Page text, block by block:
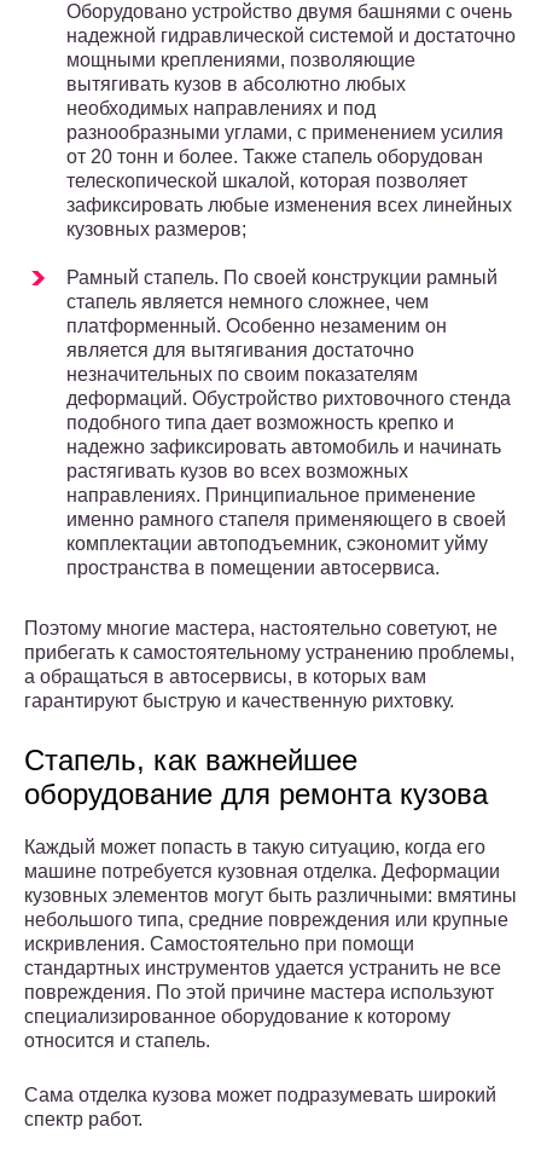
Оборудовано устройство двумя башнями с очень
надежной гидравлической системой и достаточно
мощными креплениями, позволяющие
вытягивать кузов в абсолютно любых
необходимых направлениях и под
разнообразными углами, с применением усилия
от 20 тонн и более. Также стапель оборудован
телескопической шкалой, которая позволяет
зафиксировать любые изменения всех линейных
кузовных размеров;
Рамный стапель. По своей конструкции рамный
стапель является немного сложнее, чем
платформенный. Особенно незаменим он
является для вытягивания достаточно
незначительных по своим показателям
деформаций. Обустройство рихтовочного стенда
подобного типа дает возможность крепко и
надежно зафиксировать автомобиль и начинать
растягивать кузов во всех возможных
направлениях. Принципиальное применение
именно рамного стапеля применяющего в своей
комплектации автоподъемник, сэкономит уйму
пространства в помещении автосервиса.
Поэтому многие мастера, настоятельно советуют, не
прибегать к самостоятельному устранению проблемы,
а обращаться в автосервисы, в которых вам
гарантируют быструю и качественную рихтовку.
Стапель, как важнейшее
оборудование для ремонта кузова
Каждый может попасть в такую ситуацию, когда его
машине потребуется кузовная отделка. Деформации
кузовных элементов могут быть различными: вмятины
небольшого типа, средние повреждения или крупные
искривления. Самостоятельно при помощи
стандартных инструментов удается устранить не все
повреждения. По этой причине мастера используют
специализированное оборудование к которому
относится и стапель.
Сама отделка кузова может подразумевать широкий
спектр работ.